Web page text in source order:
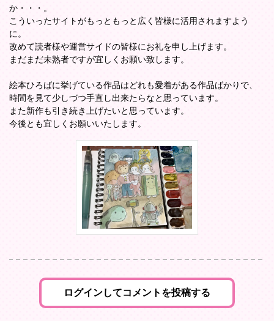
か・・・。
こういったサイトがもっともっと広く皆様に活用されますよう
に。
改めて読者様や運営サイドの皆様にお礼を申し上げます。
まだまだ未熟者ですが宜しくお願い致します。
絵本ひろばに挙げている作品はどれも愛着がある作品ばかりで、
時間を見て少しづつ手直し出来たらなと思っています。
また新作も引き続き上げたいと思っています。
今後とも宜しくお願いいたします。
ログインしてコメントを投稿する